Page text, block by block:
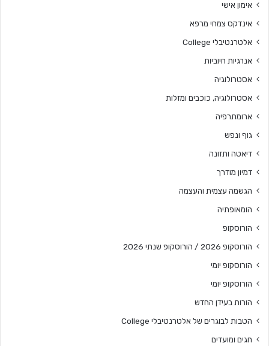
אימון אישי
אינדקס צמחי מרפא
אלטרנטיבלי College
אנרגיות חיוביות
אסטרולוגיה
אסטרולוגיה, כוכבים ומזלות
ארומתרפיה
גוף ונפש
דיאטה ותזונה
דמיון מודרך
הגשמה עצמית והעצמה
הומאופתיה
הורוסקופ
הורוסקופ 2026 / הורוסקופ שנתי 2026
הורוסקופ יומי
הורוסקופ יומי
הורות בעידן החדש
הטבות לבוגרים של אלטרנטיבלי College
חגים ומועדים